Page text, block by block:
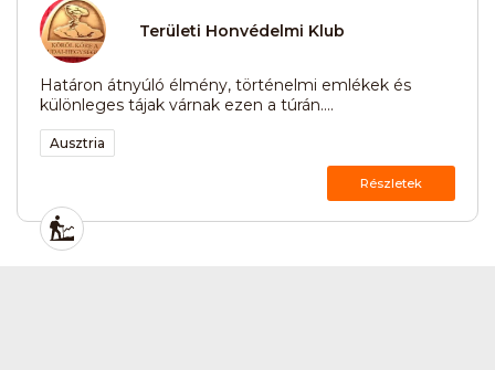
Területi Honvédelmi Klub
Határon átnyúló élmény, történelmi emlékek és
különleges tájak várnak ezen a túrán....
Ausztria
Részletek